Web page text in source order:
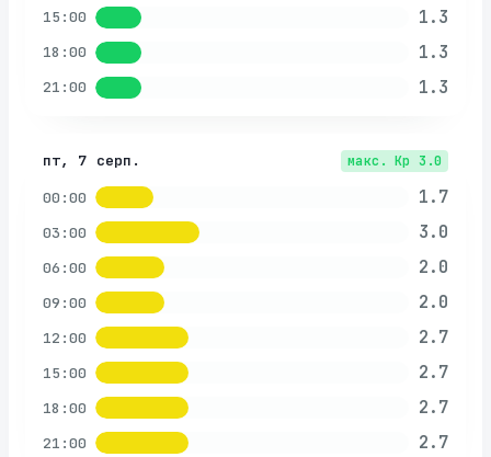
15:00 1.3
18:00 1.3
21:00 1.3
пт, 7 серп. макс. Kp 3.0
00:00 1.7
03:00 3.0
06:00 2.0
09:00 2.0
12:00 2.7
15:00 2.7
18:00 2.7
21:00 2.7